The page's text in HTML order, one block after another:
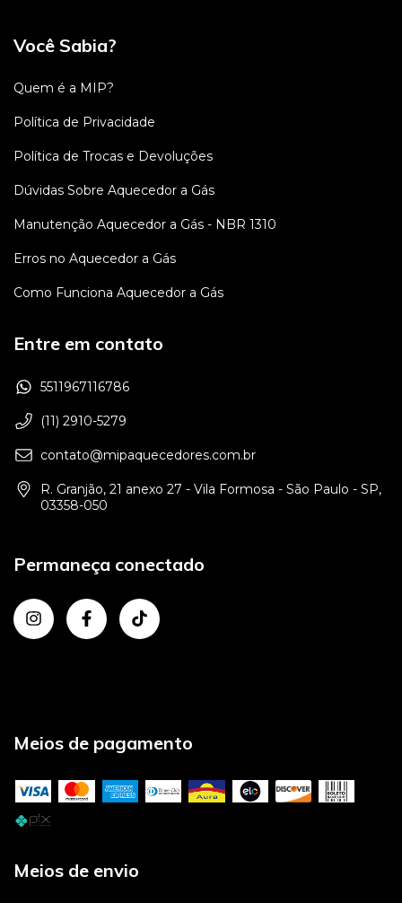
Você Sabia?
Quem é a MIP?
Política de Privacidade
Política de Trocas e Devoluções
Dúvidas Sobre Aquecedor a Gás
Manutenção Aquecedor a Gás - NBR 1310
Erros no Aquecedor a Gás
Como Funciona Aquecedor a Gás
Entre em contato
5511967116786
(11) 2910-5279
contato@mipaquecedores.com.br
R. Granjão, 21 anexo 27 - Vila Formosa - São Paulo - SP,
03358-050
Permaneça conectado
Meios de pagamento
Meios de envio